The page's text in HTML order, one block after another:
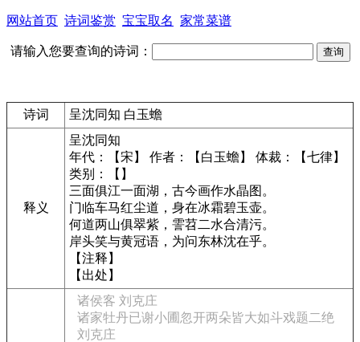
网站首页 诗词鉴赏 宝宝取名 家常菜谱
请输入您要查询的诗词：
诗词 呈沈同知 白玉蟾
释义
呈沈同知
年代：【宋】 作者：【白玉蟾】 体裁：【七律】
类别：【】
三面俱江一面湖，古今画作水晶图。
门临车马红尘道，身在冰霜碧玉壶。
何道两山俱翠紫，霅苕二水合清污。
岸头笑与黄冠语，为问东林沈在乎。
【注释】
【出处】
诸侯客 刘克庄
诸家牡丹已谢小圃忽开两朵皆大如斗戏题二绝
刘克庄